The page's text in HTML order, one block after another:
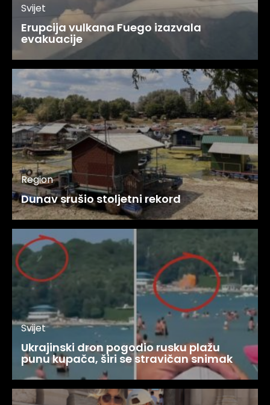
Svijet
Erupcija vulkana Fuego izazvala
evakuacije
Region
Dunav srušio stoljetni rekord
Svijet
Ukrajinski dron pogodio rusku plažu
punu kupača, širi se stravičan snimak